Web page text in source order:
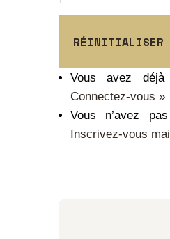
Vous avez
Connectez-vous »
Vous n’avez
Inscrivez-vous